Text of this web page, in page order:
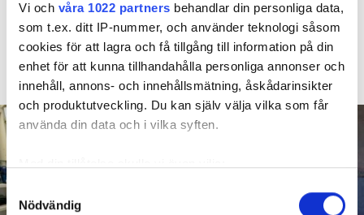
Vi och våra 1022 partners behandlar din personliga data,
som t.ex. ditt IP-nummer, och använder teknologi såsom
cookies för att lagra och få tillgång till information på din
enhet för att kunna tillhandahålla personliga annonser och
innehåll, annons- och innehållsmätning, åskådarinsikter
och produktutveckling. Du kan själv välja vilka som får
använda din data och i vilka syften.
som kan ha en noggrannhet på upp till flera meter
Samtyckesval
Nödvändig
Hyresgästen larmade inte om en spricka i
duschen som medförde en omfattande vattenskada. Nu
måste han lämna lägenheten efter drygt 30 år men får
längre tid på sig att flytta efter att domen överklagats.